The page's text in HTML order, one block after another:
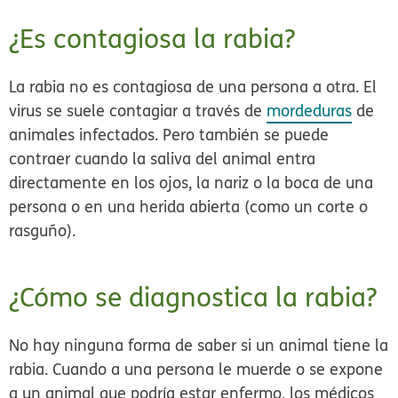
¿Es contagiosa la rabia?
La rabia no es contagiosa de una persona a otra. El
virus se suele contagiar a través de mordeduras de
animales infectados. Pero también se puede
contraer cuando la saliva del animal entra
directamente en los ojos, la nariz o la boca de una
persona o en una herida abierta (como un corte o
rasguño).
¿Cómo se diagnostica la rabia?
No hay ninguna forma de saber si un animal tiene la
rabia. Cuando a una persona le muerde o se expone
a un animal que podría estar enfermo, los médicos